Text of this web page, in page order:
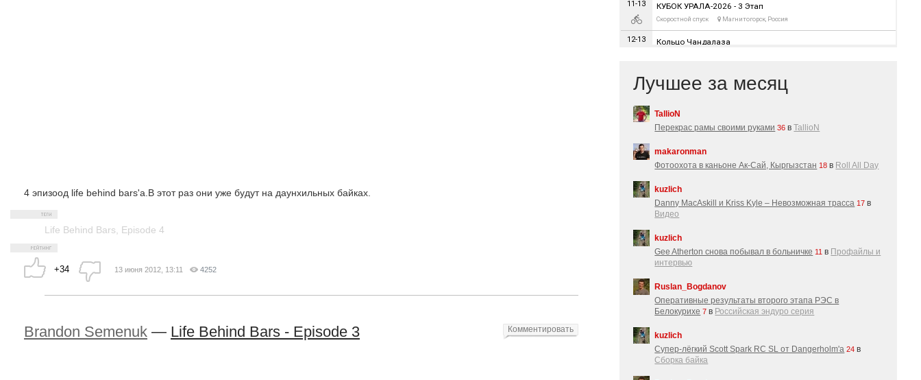
4 эпизоод life behind bars'а.В этот раз они уже будут на даунхильных байках.
Life Behind Bars Episode 4
+34 13 июня 2012, 13:11 4252
Brandon Semenuk — Life Behind Bars - Episode 3 Комментировать
Лучшее за месяц
TallioN
Перекрас рамы своими руками 36 вTallioN
makaronman
Фотоохота в каньоне Ак-Cай, Кыргызстан 18 в Roll All Day
kuzlich
Danny MacAskill и Kriss Kyle – Невозможная трасса 17 в
Видео
kuzlich
Gee Atherton снова побывал в больничке 11 в Профайлы и
интервью
Ruslan_Bogdanov
Оперативные результаты второго этапа РЭС в
Белокурихе 7 в Российская эндуро серия
kuzlich
Супер-лёгкий Scott Spark RC SL от Dangerholm'a 24 в
Сборка байка